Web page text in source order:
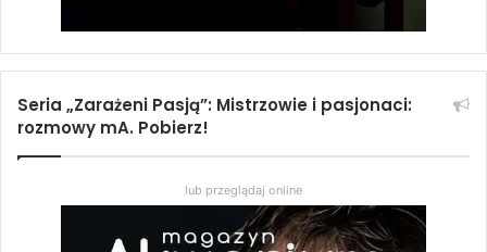
Seria „Zarażeni Pasją”: Mistrzowie i pasjonaci:
rozmowy mA. Pobierz!
lub przeglądaj online